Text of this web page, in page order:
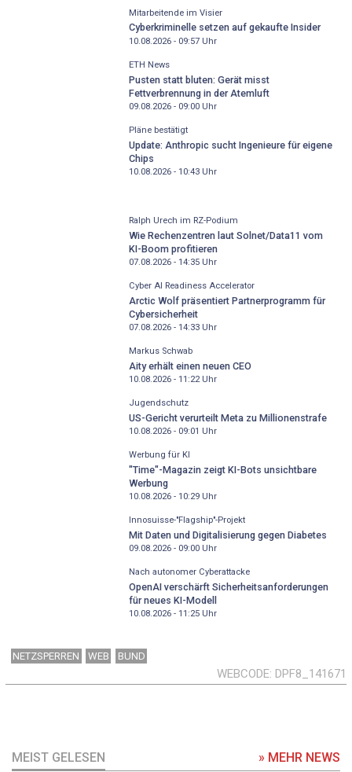
Mitarbeitende im Visier
Cyberkriminelle setzen auf gekaufte Insider
10.08.2026 - 09:57Uhr
ETH News
Pusten statt bluten: Gerät misst
Fettverbrennung in der Atemluft
09.08.2026 - 09:00Uhr
Pläne bestätigt
Update: Anthropic sucht Ingenieure für eigene
Chips
10.08.2026 - 10:43Uhr
Ralph Urech im RZ-Podium
Wie Rechenzentren laut Solnet/Data11 vom
KI-Boom profitieren
07.08.2026 - 14:35Uhr
Cyber AI Readiness Accelerator
Arctic Wolf präsentiert Partnerprogramm für
Cybersicherheit
07.08.2026 - 14:33Uhr
Markus Schwab
Aity erhält einen neuen CEO
10.08.2026 - 11:22Uhr
Jugendschutz
US-Gericht verurteilt Meta zu Millionenstrafe
10.08.2026 - 09:01 Uhr
Werbung für KI
"Time"-Magazin zeigt KI-Bots unsichtbare
Werbung
10.08.2026 - 10:29Uhr
Innosuisse-"Flagship"-Projekt
Mit Daten und Digitalisierung gegen Diabetes
09.08.2026 - 09:00Uhr
Nach autonomer Cyberattacke
OpenAI verschärft Sicherheitsanforderungen
für neues KI-Modell
10.08.2026 - 11:25Uhr
NETZSPERREN WEB BUND
WEBCODE DPF8_141671
MEIST GELESEN » MEHR NEWS